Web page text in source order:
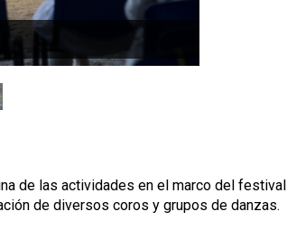
de las actividades en el marco del festival
de diversos coros y grupos de danzas.